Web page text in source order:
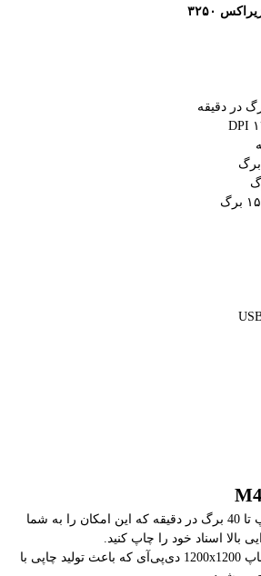
۳۲۵۰
سرعت چاپ بالا: قابلیت چاپ تا 40 برگ در دقیقه که این امکان را به شما
بالا اسناد خود را چاپ کنید.
کیفیت چاپ بالا: رزولوشن چاپ 1200x1200 دی‌پی‌آی که باعث تولید چاپی با